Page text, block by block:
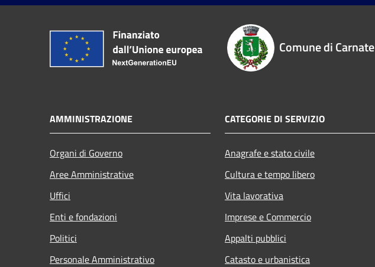
Comune di Carnate
AMMINISTRAZIONE
Organi di Governo
Aree Amministrative
Uffici
Enti e fondazioni
Politici
Personale Amministrativo
CATEGORIE DI SERVIZIO
Anagrafe e stato civile
Cultura e tempo libero
Vita lavorativa
Imprese e Commercio
Appalti pubblici
Catasto e urbanistica